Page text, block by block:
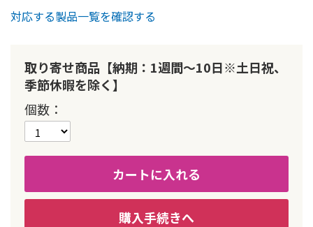
対応する製品一覧を確認する
取り寄せ商品【納期：1週間～10日※土日祝、
季節休暇を除く】
個数
カートに入れる
購入手続きへ
最
初
動
す
る